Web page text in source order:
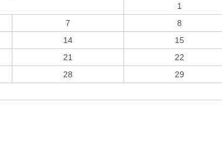
1
7 8
14 15
21 22
28 29